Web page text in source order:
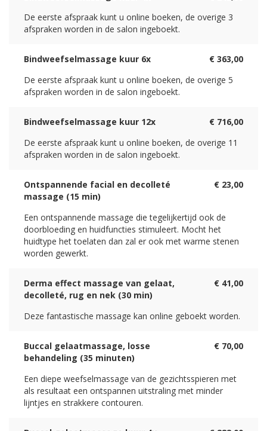
De eerste afspraak kunt u online boeken, de overige 3
afspraken worden in de salon ingeboekt.
Bindweefselmassage kuur 6x
€ 363,00
De eerste afspraak kunt u online boeken, de overige 5
afspraken worden in de salon ingeboekt.
Bindweefselmassage kuur 12x
€ 716,00
De eerste afspraak kunt u online boeken, de overige 11
afspraken worden in de salon ingeboekt.
Ontspannende facial en decolleté
massage (15 min)
€ 23,00
Een ontspannende massage die tegelijkertijd ook de
doorbloeding en huidfuncties stimuleert. Mocht het
huidtype het toelaten dan zal er ook met warme stenen
worden gewerkt.
Derma effect massage van gelaat,
decolleté, rug en nek (30 min)
€ 41,00
Deze fantastische massage kan online geboekt worden.
Buccal gelaatmassage, losse
behandeling (35 minuten)
€ 70,00
Een diepe weefselmassage van de gezichtsspieren met
als resultaat een ontspannen uitstraling met minder
lijntjes en strakkere contouren.